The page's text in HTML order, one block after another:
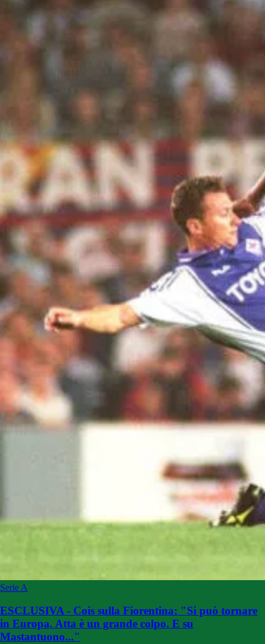
Serie A
ESCLUSIVA - Cois sulla Fiorentina: "Si può tornare
in Europa. Atta è un grande colpo. E su
Mastantuono..."